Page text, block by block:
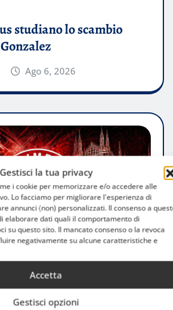
Gestisci la tua privacy
i cookie per memorizzare e/o accedere alle
Lo facciamo per migliorare l'esperienza di
annunci (non) personalizzati. Il consenso a
elaborare dati quali il comportamento di
su questo sito. Il mancato consenso o la revoca
negativamente su alcune caratteristiche e
Accetta
Gestisci opzioni
studiano lo scambio
Ago 6, 2026